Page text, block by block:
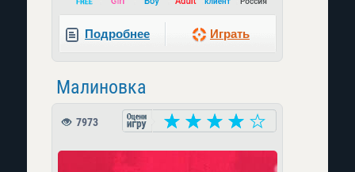
Подробнее Играть
Малиновка
7973